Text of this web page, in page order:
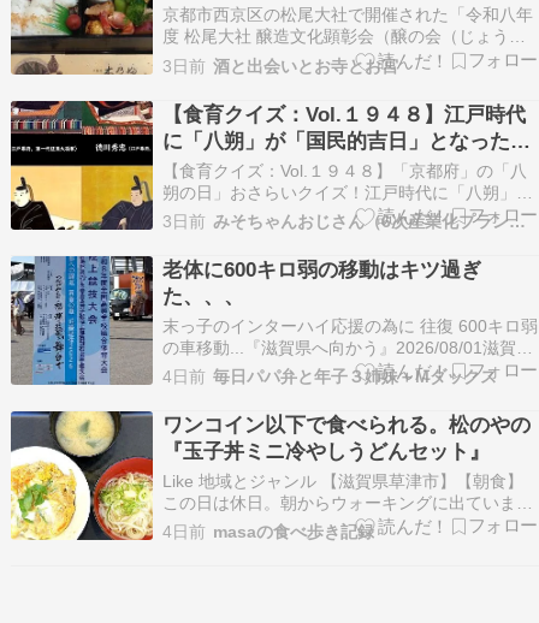
京都市西京区の松尾大社で開催された「令和八年
度 松尾大社 醸造文化顕彰会（醸の会（じょうの
かい）会員祈願祭・総会」の続きです。講演の後
は会員の懇親会。京料理 木乃婦（きのぶ、京都市
下京区）による醸造食品を用いた長寿食で「長寿
膳」とよばれています。月桂冠代表取締役副社長
の秦洋二氏に…
3日前 酒と出会いとお寺とお宮
【食育クイズ：Vol.１９４８】江戸時代
に「八朔」が「国民的吉日」となった時
の「将軍」とは？
【食育クイズ：Vol.１９４８】「京都府」の「八
朔の日」おさらいクイズ！江戸時代に「八朔」が
「国民的吉日」となった時の「将軍」とは？
↓↓↓↓↓↓問題は下記から↓↓↓↓↓↓
∞∞∞∞∞∞∞∞∞∞∞∞∞∞∞∞∞∞∞ 北海道大豆100％
大豆ミートミンチタイプ 200gAmazon…
3日前 みそちゃんおじさん（6次産業化プランナー）
老体に600キロ弱の移動はキツ過ぎ
た、、、
末っ子のインターハイ応援の為に 往復 600キロ弱
の車移動...『滋賀県へ向かう』2026/08/01滋賀県
どんな街だろう無事到着しますようにブログネタ
賭けに勝ったことある？昔付き合いでパチンコ屋
ついて行ってた時試しにやってみたらついたか
な…ameblo.jp 『滋賀県 平和堂…
4日前 毎日パパ弁と年子３姉妹＋Mダックス
ワンコイン以下で食べられる。松のやの
『玉子丼ミニ冷やしうどんセット』
Like 地域とジャンル 【滋賀県草津市】【朝食】
この日は休日。朝からウォーキングに出ていまし
たが、暑くてタマラン。。倒れても本末転倒なの
でいつもの半分くらいの3㎞くらいで終了。秋ま
4日前 masaの食べ歩き記録